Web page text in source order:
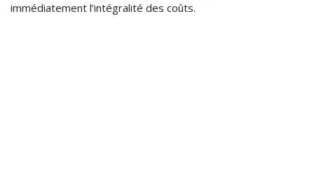
immédiatement l’intégralité des coûts.